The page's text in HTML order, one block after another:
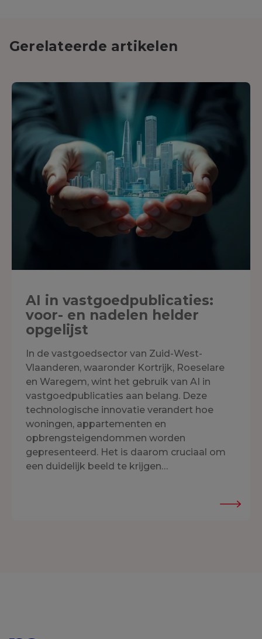
Gerelateerde artikelen
AI in vastgoedpublicaties:
voor- en nadelen helder
opgelijst
In de vastgoedsector van Zuid-West-
Vlaanderen, waaronder Kortrijk, Roeselare
en Waregem, wint het gebruik van AI in
vastgoedpublicaties aan belang. Deze
technologische innovatie verandert hoe
woningen, appartementen en
opbrengsteigendommen worden
gepresenteerd. Het is daarom cruciaal om
een duidelijk beeld te krijgen…